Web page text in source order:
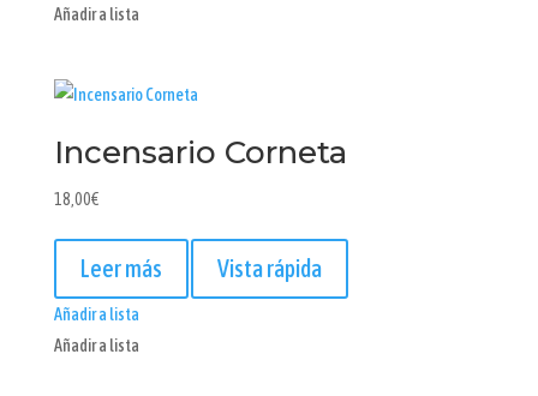
pueden
la
página
de
Añadir a lista
Incensario Corneta
18,00€
Leer más Vista rápida
Añadir a lista
Añadir a lista